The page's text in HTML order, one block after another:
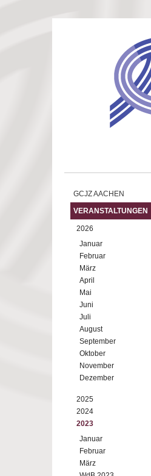
GCJZ AACHEN
VERANSTALTUNGEN
2026
Januar
Februar
März
April
Mai
Juni
Juli
August
September
Oktober
November
Dezember
2025
2024
2023
Januar
Februar
März